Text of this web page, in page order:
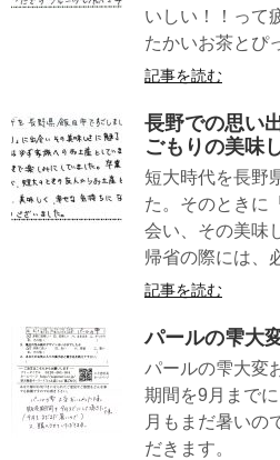
いしい！！って
たかいお茶とぴ
記事を読む
長野での思い
ごもりの美味
短大時代を長野
た。そのときに
会い、その美味
帰省の際には、
記事を読む
パールの雫大
パールの雫大変
期間を9月まで
月もまだ暑いの
だきま